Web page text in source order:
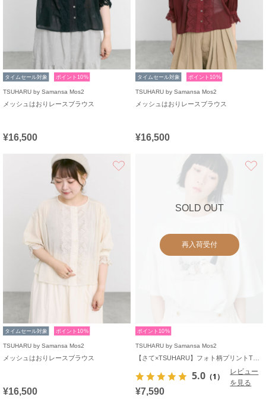
タイムセール対象 ポイント10%
TSUHARU by Samansa Mos2
メッシュはおりレースブラウス
¥16,500
タイムセール対象 ポイント10%
TSUHARU by Samansa Mos2
メッシュはおりレースブラウス
¥16,500
タイムセール対象 ポイント10%
TSUHARU by Samansa Mos2
メッシュはおりレースブラウス
¥16,500
SOLD OUT
再入荷受付
ポイント10%
TSUHARU by Samansa Mos2
5.0 （1）
レビュー
を見る
¥7,590